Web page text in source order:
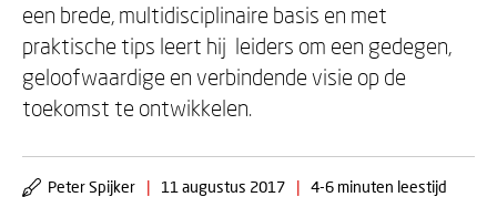
een brede, multidisciplinaire basis en met
praktische tips leert hij leiders om een gedegen,
geloofwaardige en verbindende visie op de
toekomst te ontwikkelen.
Peter Spijker | 11 augustus 2017 | 4-6 minuten leestijd